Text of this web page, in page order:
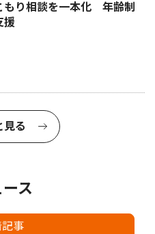
り相談を一本化 年齢制
援
見る
ス
事